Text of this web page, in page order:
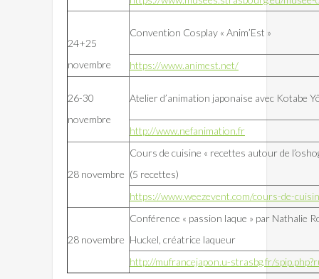
24+25
novembre
Convention Cosplay « Anim’Est »
https://www.animest.net/
26-30
novembre
Atelier d’animation japonaise avec Kotabe
http://www.nefanimation.fr
28 novembre
Cours de cuisine « recettes autour de
(5 recettes)
https://www.weezevent.com/cours-de-
28 novembre
Conférence « passion laque » par Nathalie
Huckel, créatrice laqueur
http://mufrancejapon.u-strasbg.fr/